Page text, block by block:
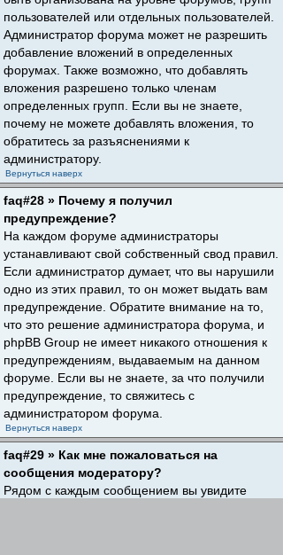
пользователей или отдельных пользователей.
Администратор форума может не разрешить
добавление вложений в определенных
форумах. Также возможно, что добавлять
вложения разрешено только членам
определенных групп. Если вы не знаете,
почему не можете добавлять вложения, то
обратитесь за разъяснениями к
администратору.
Вернуться наверх
faq#28 » Почему я получил
предупреждение?
На каждом форуме администраторы
устанавливают свой собственный свод правил.
Если администратор думает, что вы нарушили
одно из этих правил, то он может выдать вам
предупреждение. Обратите внимание на то,
что это решение администратора форума, и
phpBB Group не имеет никакого отношения к
предупреждениям, выдаваемым на данном
форуме. Если вы не знаете, за что получили
предупреждение, то свяжитесь с
администратором форума.
Вернуться наверх
faq#29 » Как мне пожаловаться на
сообщения модератору?
Рядом с каждым сообщением вы увидите